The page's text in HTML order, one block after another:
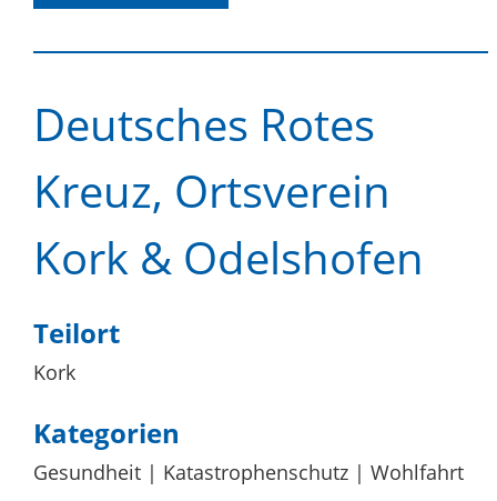
Deutsches Rotes
Kreuz, Ortsverein
Kork & Odelshofen
Teilort
Kork
Kategorien
Gesundheit Katastrophenschutz Wohlfahrt